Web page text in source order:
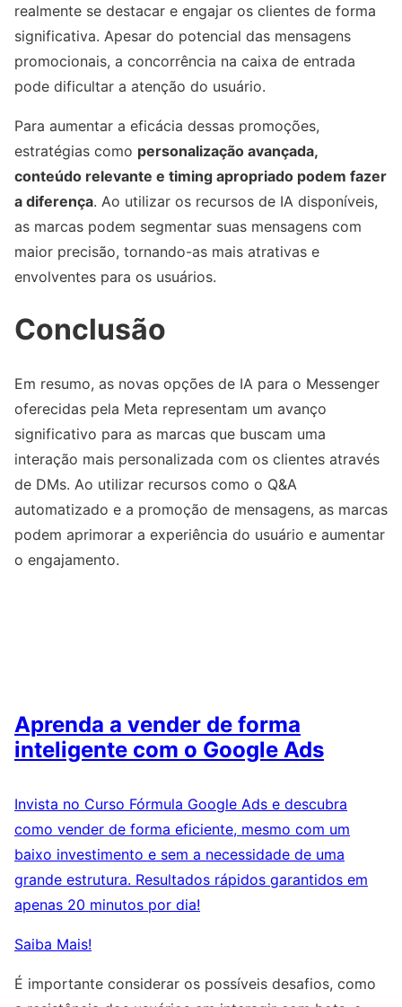
realmente se destacar e engajar os clientes de forma
significativa. Apesar do potencial das mensagens
promocionais, a concorrência na caixa de entrada
pode dificultar a atenção do usuário.
Para aumentar a eficácia dessas promoções,
estratégias como personalização avançada,
conteúdo relevante e timing apropriado podem fazer
a diferença. Ao utilizar os recursos de IA disponíveis,
as marcas podem segmentar suas mensagens com
maior precisão, tornando-as mais atrativas e
envolventes para os usuários.
Conclusão
Em resumo, as novas opções de IA para o Messenger
oferecidas pela Meta representam um avanço
significativo para as marcas que buscam uma
interação mais personalizada com os clientes através
de DMs. Ao utilizar recursos como o Q&A
automatizado e a promoção de mensagens, as marcas
podem aprimorar a experiência do usuário e aumentar
o engajamento.
Aprenda a vender de forma
inteligente com o Google Ads
Invista no Curso Fórmula Google Ads e descubra
como vender de forma eficiente, mesmo com um
baixo investimento e sem a necessidade de uma
grande estrutura. Resultados rápidos garantidos em
apenas 20 minutos por dia!
Saiba Mais!
É importante considerar os possíveis desafios, como